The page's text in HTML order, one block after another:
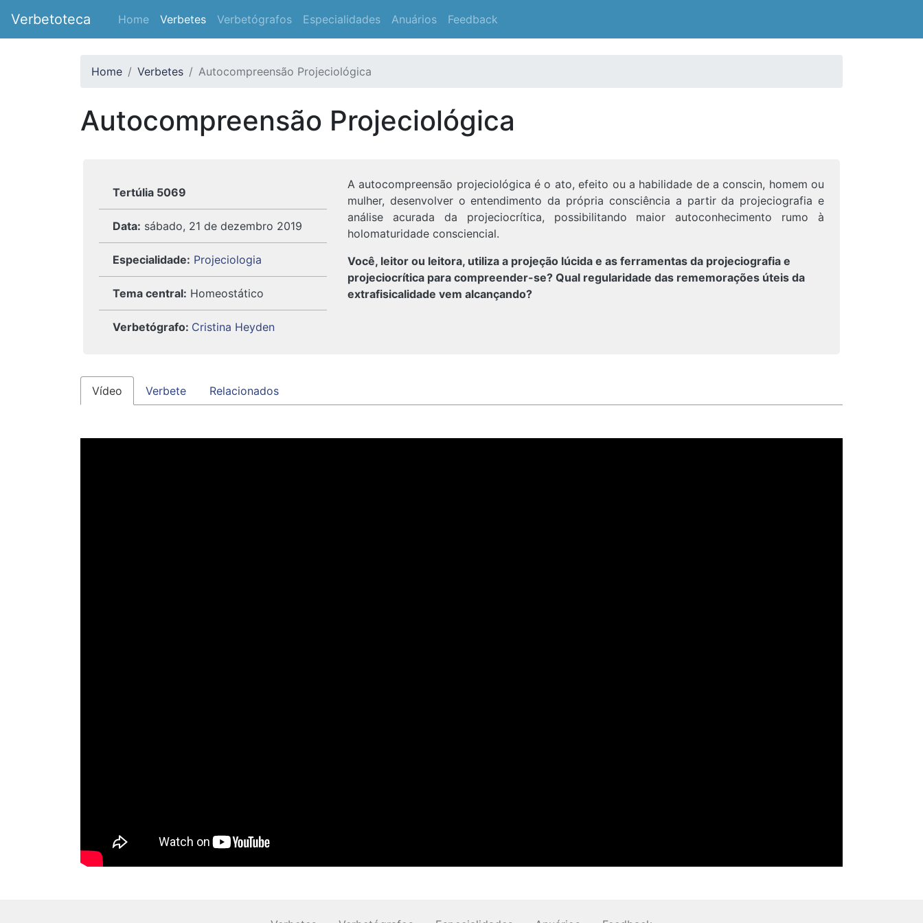
Verbetoteca Home Verbetes Verbetógrafos Especialidades Anuários Feedback
Home Verbetes Autocompreensão Projeciológica
Autocompreensão Projeciológica
Tertúlia 5069
Data: sábado, 21 de dezembro 2019
Especialidade: Projeciologia
Tema central: Homeostático
Verbetógrafo: Cristina Heyden
A autocompreensão projeciológica é o ato, efeito ou a habilidade de a conscin, homem ou
mulher, desenvolver o entendimento da própria consciência a partir da projeciografia e
análise acurada da projeciocrítica, possibilitando maior autoconhecimento rumo à
holomaturidade consciencial.
Você, leitor ou leitora, utiliza a projeção lúcida e as ferramentas da projeciografia e
projeciocrítica para compreender-se? Qual regularidade das rememorações úteis da
extrafisicalidade vem alcançando?
Vídeo Verbete Relacionados